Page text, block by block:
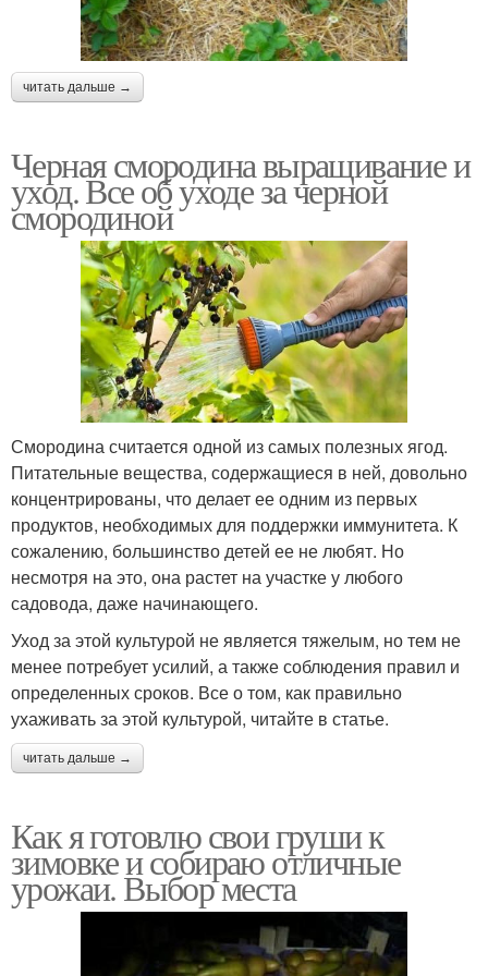
читать дальше →
Черная смородина выращивание и
уход. Все об уходе за черной
смородиной
Смородина считается одной из самых полезных ягод.
Питательные вещества, содержащиеся в ней, довольно
концентрированы, что делает ее одним из первых
продуктов, необходимых для поддержки иммунитета. К
сожалению, большинство детей ее не любят. Но
несмотря на это, она растет на участке у любого
садовода, даже начинающего.
Уход за этой культурой не является тяжелым, но тем не
менее потребует усилий, а также соблюдения правил и
определенных сроков. Все о том, как правильно
ухаживать за этой культурой, читайте в статье.
читать дальше →
Как я готовлю свои груши к
зимовке и собираю отличные
урожаи. Выбор места